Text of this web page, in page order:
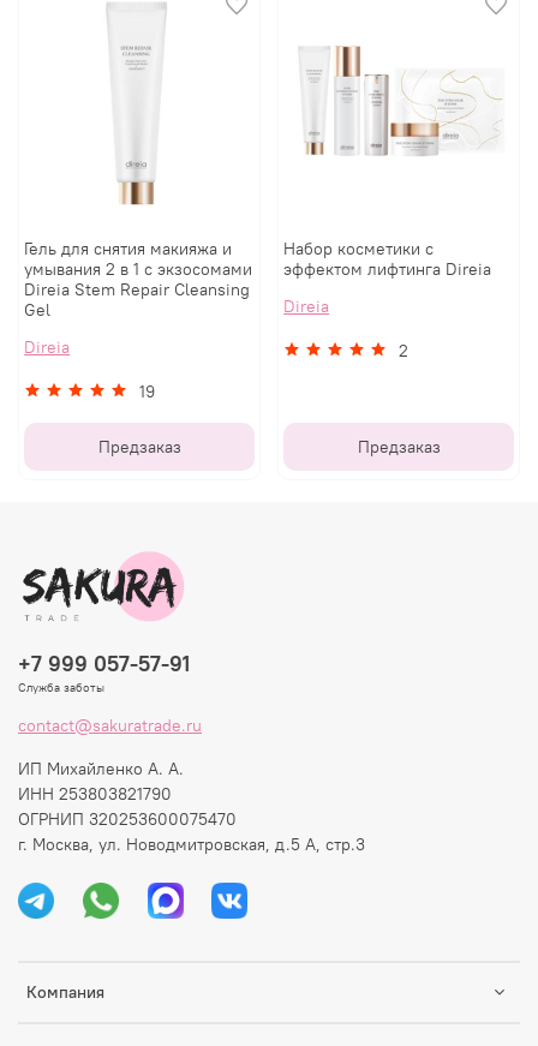
Гель для снятия макияжа и
умывания 2 в 1 с экзосомами
Direia Stem Repair Cleansing
Gel
Direia
19
Предзаказ
Набор косметики с
эффектом лифтинга Direia
Direia
2
Предзаказ
Компания
+7 999 057-57-91
Служба заботы
contact@sakuratrade.ru
ИП Михайленко А. А.
ИНН 253803821790
ОГРНИП 320253600075470
г. Москва, ул. Новодмитровская, д.5 А, стр.3